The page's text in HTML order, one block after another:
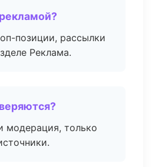
позиции, рассылки
Реклама.
модерация, только